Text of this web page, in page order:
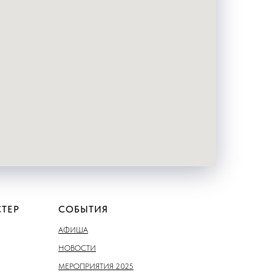
СОБЫТИЯ
АФИША
НОВОСТИ
МЕРОПРИЯТИЯ 2025